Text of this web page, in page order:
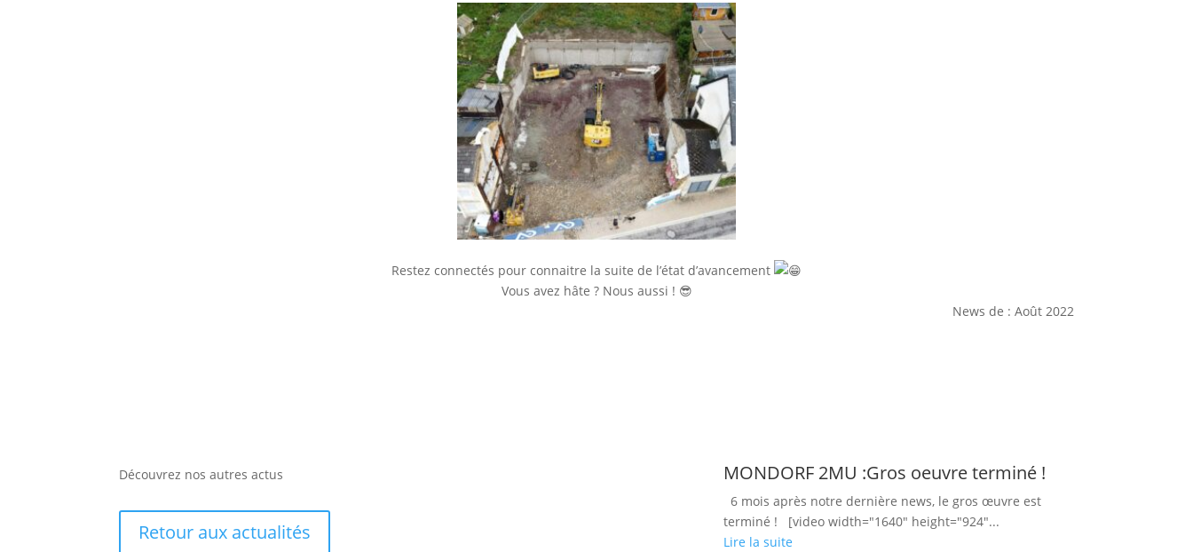
Restez connectés pour connaitre la suite de l’état d’avancement
Vous avez hâte ? Nous aussi ! 😎
News de : Août 2022
Découvrez nos autres actus
Retour aux actualités
MONDORF 2MU :Gros oeuvre terminé !
6 mois après notre dernière news, le gros œuvre est
terminé ! [video width="1640" height="924"...
Lire la suite